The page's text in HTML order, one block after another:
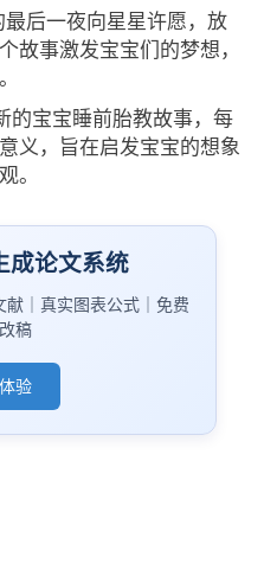
后一夜向星星许愿，放
故事激发宝宝们的梦想，
的宝宝睡前胎教故事，每
义，旨在启发宝宝的想象
。
成论文系统
｜真实图表公式｜免费
稿
验